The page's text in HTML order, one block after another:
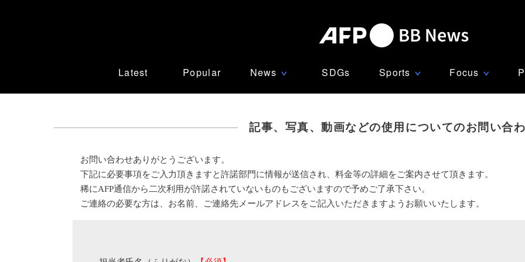
Latest Popular News ∨ SDGs Sports ∨ Focus ∨
記事、写真、動画などの使用についてのお問い合
お問い合わせありがとうございます。
下記に必要事項をご入力頂きますと許諾部門に情報が送信され、料金等の詳細をご案内させて頂きます。
稀にAFP通信から二次利用が許諾されていないものもございますので予めご了承下さい。
ご連絡の必要な方は、お名前、ご連絡先メールアドレスをご記入いただきますようお願いいたします。